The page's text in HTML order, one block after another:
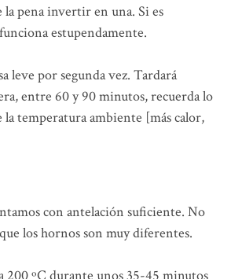
la pena invertir en una. Si es
estupendamente.
leve por segunda vez. Tardará
entre 60 y 90 minutos, recuerda lo
la temperatura ambiente [más calor,
con antelación suficiente. No
los hornos son muy diferentes.